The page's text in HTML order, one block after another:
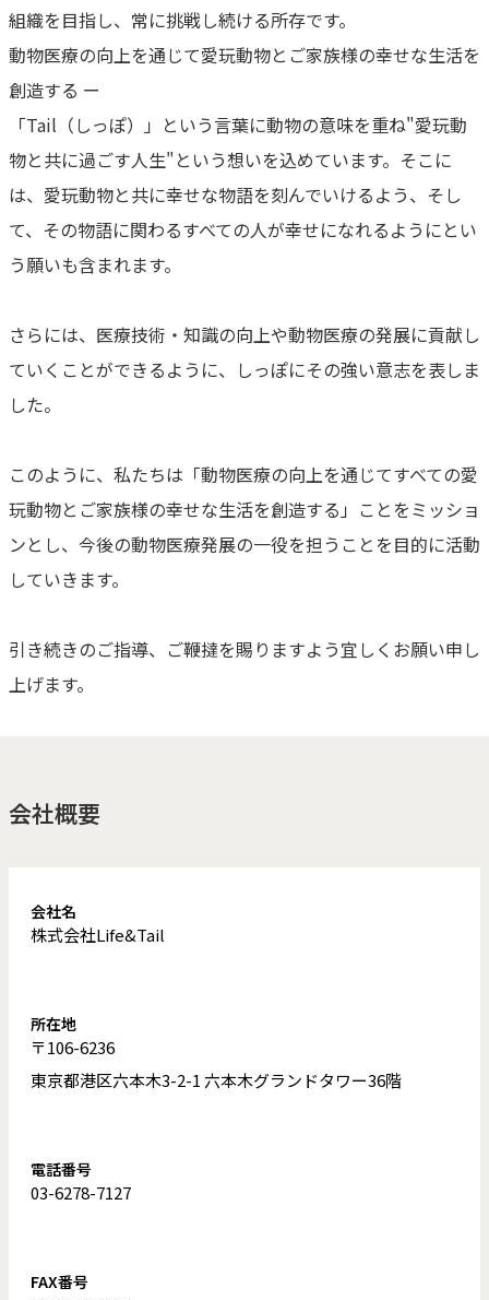
組織を目指し、常に挑戦し続ける所存です。
動物医療の向上を通じて愛玩動物とご家族様の幸せな生活を
創造する ー
「Tail（しっぽ）」という言葉に動物の意味を重ね"愛玩動
物と共に過ごす人生"という想いを込めています。そこに
は、愛玩動物と共に幸せな物語を刻んでいけるよう、そし
て、その物語に関わるすべての人が幸せになれるようにとい
う願いも含まれます。
さらには、医療技術・知識の向上や動物医療の発展に貢献し
ていくことができるように、しっぽにその強い意志を表しま
した。
このように、私たちは「動物医療の向上を通じてすべての愛
玩動物とご家族様の幸せな生活を創造する」ことをミッショ
ンとし、今後の動物医療発展の一役を担うことを目的に活動
していきます。
引き続きのご指導、ご鞭撻を賜りますよう宜しくお願い申し
上げます。
会社概要
会社名
株式会社Life&Tail
所在地
〒106-6236
東京都港区六本木3-2-1 六本木グランドタワー36階
電話番号
03-6278-7127
FAX番号